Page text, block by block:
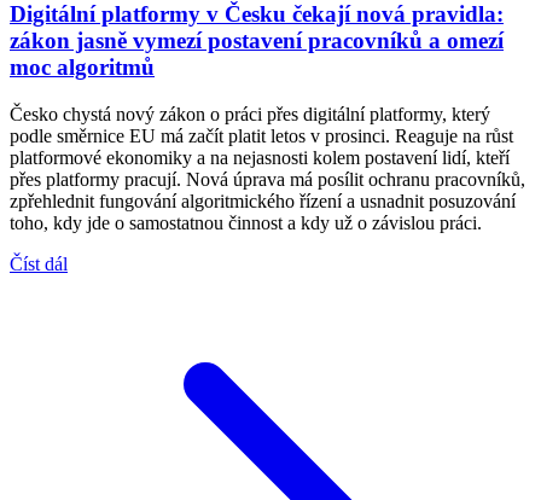
Digitální platformy v Česku čekají nová pravidla:
zákon jasně vymezí postavení pracovníků a omezí
moc algoritmů
Česko chystá nový zákon o práci přes digitální platformy, který
podle směrnice EU má začít platit letos v prosinci. Reaguje na růst
platformové ekonomiky a na nejasnosti kolem postavení lidí, kteří
přes platformy pracují. Nová úprava má posílit ochranu pracovníků,
zpřehlednit fungování algoritmického řízení a usnadnit posuzování
toho, kdy jde o samostatnou činnost a kdy už o závislou práci.
Číst dál